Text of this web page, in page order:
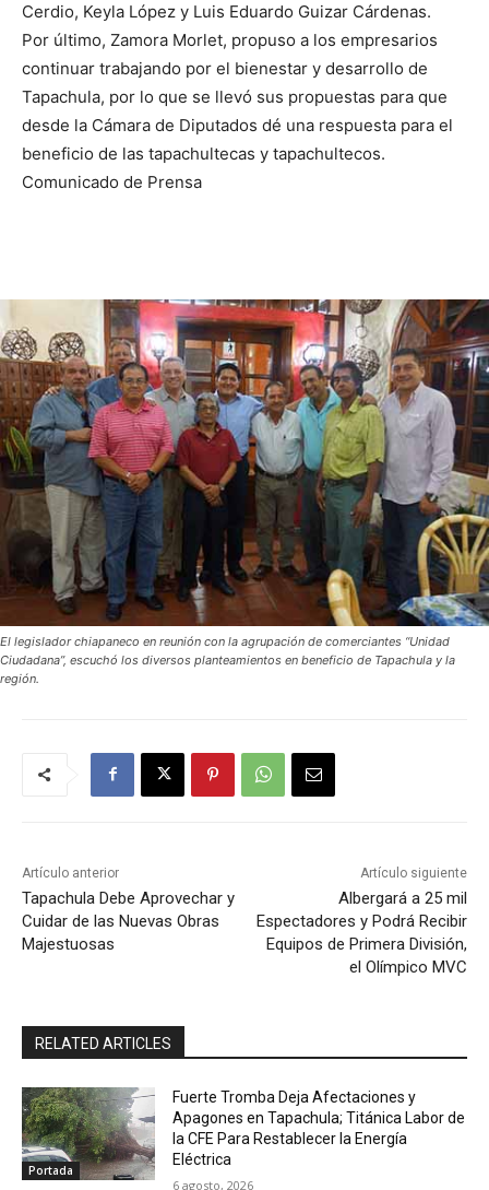
Cerdio, Keyla López y Luis Eduardo Guizar Cárdenas.
Por último, Zamora Morlet, propuso a los empresarios
continuar trabajando por el bienestar y desarrollo de
Tapachula, por lo que se llevó sus propuestas para que
desde la Cámara de Diputados dé una respuesta para el
beneficio de las tapachultecas y tapachultecos.
Comunicado de Prensa
El legislador chiapaneco en reunión con la agrupación de comerciantes “Unidad
Ciudadana”, escuchó los diversos planteamientos en beneficio de Tapachula y la
región.
Artículo anterior
Tapachula Debe Aprovechar y
Cuidar de las Nuevas Obras
Majestuosas
Artículo siguiente
Albergará a 25 mil
Espectadores y Podrá Recibir
Equipos de Primera División,
el Olímpico MVC
RELATED ARTICLES
Portada
Fuerte Tromba Deja Afectaciones y
Apagones en Tapachula; Titánica Labor de
la CFE Para Restablecer la Energía
Eléctrica
6 agosto, 2026